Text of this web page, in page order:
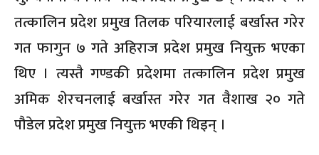
तत्कालिन प्रदेश प्रमुख तिलक परियारलाई बर्खास्त गरेर
गत फागुन ७ गते अहिराज प्रदेश प्रमुख नियुक्त भएका
थिए । त्यस्तै गण्डकी प्रदेशमा तत्कालिन प्रदेश प्रमुख
अमिक शेरचनलाई बर्खास्त गरेर गत वैशाख २० गते
पौडेल प्रदेश प्रमुख नियुक्त भएकी थिइन् ।